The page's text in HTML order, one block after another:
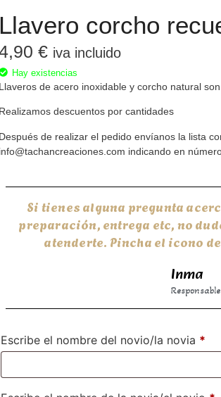
Llavero corcho
€ iva incluido
Hay existencias
Llaveros de acero inoxidable y corcho natural
Realizamos descuentos por cantidades
Después de realizar el pedido envíanos la lista
info@tachancreaciones.com indicando en
Si tienes alguna pregunta
preparación, entrega etc, no
atenderte. Pincha el icono
Inma
Escribe el nombre del novio/la novia *